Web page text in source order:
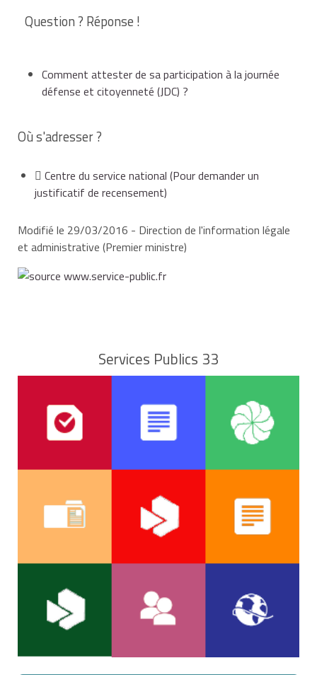
Question ? Réponse !
Comment attester de sa participation à la journée
défense et citoyenneté (JDC) ?
Où s'adresser ?
Centre du service national (Pour demander un
justificatif de recensement)
Modifié le 29/03/2016 - Direction de l'information légale
et administrative (Premier ministre)
Services Publics 33